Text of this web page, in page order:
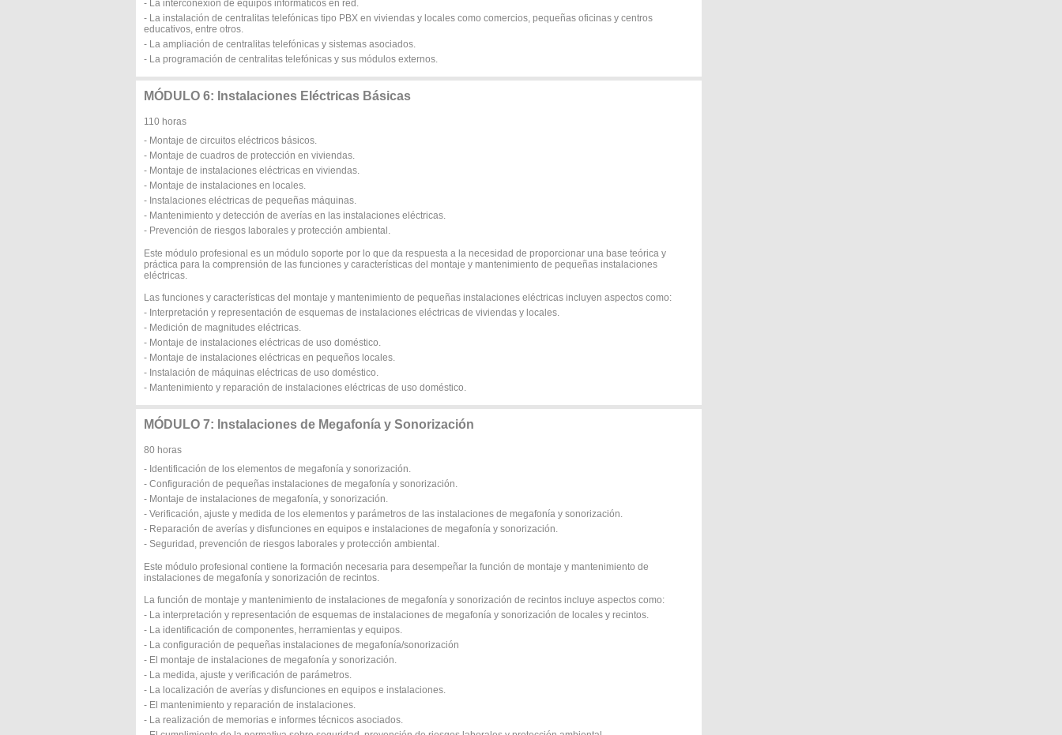
- La interconexión de equipos informáticos en red.
- La instalación de centralitas telefónicas tipo PBX en viviendas y locales como comercios, pequeñas oficinas y centros
educativos, entre otros.
- La ampliación de centralitas telefónicas y sistemas asociados.
- La programación de centralitas telefónicas y sus módulos externos.
MÓDULO 6: Instalaciones Eléctricas Básicas
110 horas
- Montaje de circuitos eléctricos básicos.
- Montaje de cuadros de protección en viviendas.
- Montaje de instalaciones eléctricas en viviendas.
- Montaje de instalaciones en locales.
- Instalaciones eléctricas de pequeñas máquinas.
- Mantenimiento y detección de averías en las instalaciones eléctricas.
- Prevención de riesgos laborales y protección ambiental.
Este módulo profesional es un módulo soporte por lo que da respuesta a la necesidad de proporcionar una base teórica y
práctica para la comprensión de las funciones y características del montaje y mantenimiento de pequeñas instalaciones
eléctricas.
Las funciones y características del montaje y mantenimiento de pequeñas instalaciones eléctricas incluyen aspectos como:
- Interpretación y representación de esquemas de instalaciones eléctricas de viviendas y locales.
- Medición de magnitudes eléctricas.
- Montaje de instalaciones eléctricas de uso doméstico.
- Montaje de instalaciones eléctricas en pequeños locales.
- Instalación de máquinas eléctricas de uso doméstico.
- Mantenimiento y reparación de instalaciones eléctricas de uso doméstico.
MÓDULO 7: Instalaciones de Megafonía y Sonorización
80 horas
- Identificación de los elementos de megafonía y sonorización.
- Configuración de pequeñas instalaciones de megafonía y sonorización.
- Montaje de instalaciones de megafonía, y sonorización.
- Verificación, ajuste y medida de los elementos y parámetros de las instalaciones de megafonía y sonorización.
- Reparación de averías y disfunciones en equipos e instalaciones de megafonía y sonorización.
- Seguridad, prevención de riesgos laborales y protección ambiental.
Este módulo profesional contiene la formación necesaria para desempeñar la función de montaje y mantenimiento de
instalaciones de megafonía y sonorización de recintos.
La función de montaje y mantenimiento de instalaciones de megafonía y sonorización de recintos incluye aspectos como:
- La interpretación y representación de esquemas de instalaciones de megafonía y sonorización de locales y recintos.
- La identificación de componentes, herramientas y equipos.
- La configuración de pequeñas instalaciones de megafonía/sonorización
- El montaje de instalaciones de megafonía y sonorización.
- La medida, ajuste y verificación de parámetros.
- La localización de averías y disfunciones en equipos e instalaciones.
- El mantenimiento y reparación de instalaciones.
- La realización de memorias e informes técnicos asociados.